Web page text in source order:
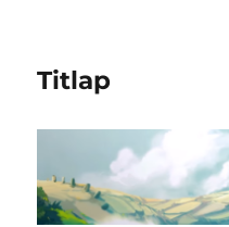
Titlap